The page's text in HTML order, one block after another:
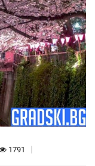
1791